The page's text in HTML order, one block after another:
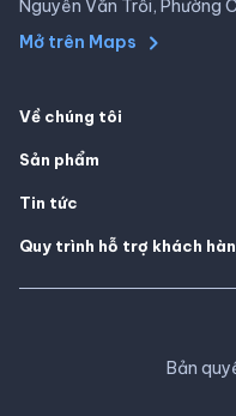
Nguyễn Văn Trỗi, Phường
Mở trên Maps
Về chúng tôi
Sản phẩm
Tin tức
Quy trình hỗ trợ khách
Bản